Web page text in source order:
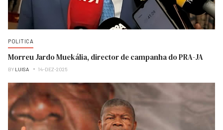
POLITICA
Morreu Jardo Muekália, director de campanha do PRA-JA
BY LUISA 14-DEZ-2025